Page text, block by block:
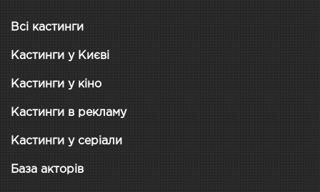
Всі кастинги
Кастинги у Києві
Кастинги у кіно
Кастинги в рекламу
Кастинги у серіали
База акторів